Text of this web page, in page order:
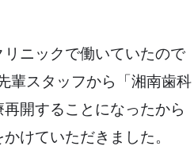
ニックで働いていたので
輩スタッフから「湘南歯科
開することになったから
けていただきました。